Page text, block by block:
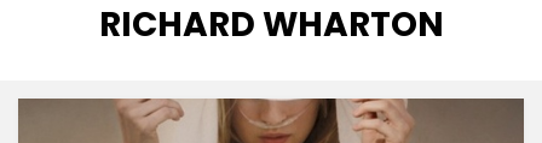
TAG
:
RICHARD WHARTON